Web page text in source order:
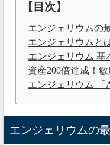
【目次】
エンジェリウムの
エンジェリウムと
エンジェリウム 基
資産200倍達成！
エンジェリウム 「
エンジェリウムの